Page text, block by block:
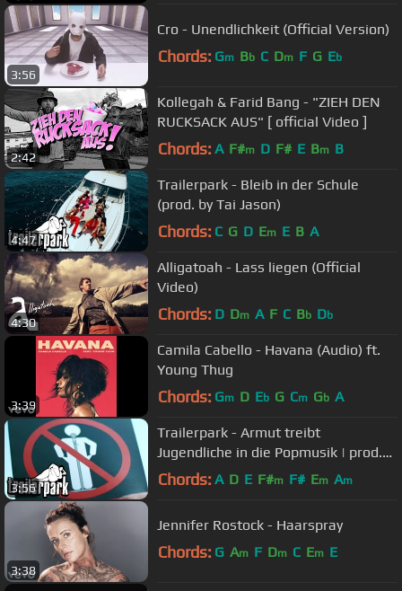
3:56
Cro - Unendlichkeit (Official Version)
Chords: Gm Bb C Dm F G Eb
2:42
Kollegah & Farid Bang - "ZIEH DEN
RUCKSACK AUS" [ official Video ]
Chords: A F#m D F# E Bm B
4:47
Trailerpark - Bleib in der Schule
(prod. by Tai Jason)
Chords: C G D Em E B A
4:30
Alligatoah - Lass liegen (Official
Video)
Chords: D Dm A F C Bb Db
3:39
Camila Cabello - Havana (Audio) ft.
Young Thug
Chords: Gm D Eb G Cm Gb A
3:56
Trailerpark - Armut treibt
Jugendliche in die Popmusik | prod.
by Tai Jason (Official Video)
Chords: A D E F#m F# Em Am
3:38
Jennifer Rostock - Haarspray
Chords: G Am F Dm C Em E